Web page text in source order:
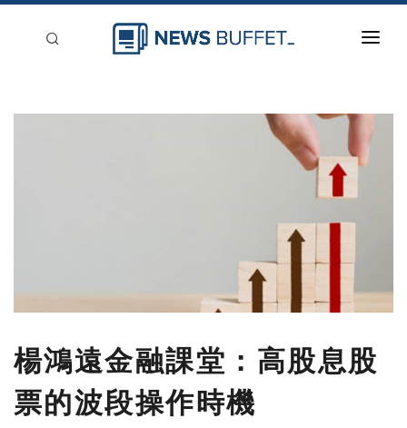
楊鴻遠金融課堂：高股息股
票的波段操作時機